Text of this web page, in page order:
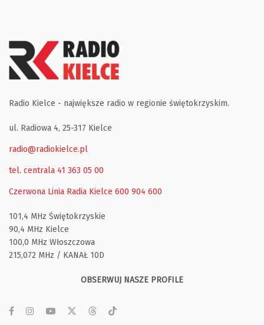
Radio Kielce - największe radio w regionie świętokrzyskim.
ul. Radiowa 4, 25-317 Kielce
radio@radiokielce.pl
tel. centrala 41 363 05 00
Czerwona Linia Radia Kielce 600 904 600
101,4 MHz Świętokrzyskie
90,4 MHz Kielce
100,0 MHz Włoszczowa
215,072 MHz / KANAŁ 10D
OBSERWUJ NASZE PROFILE